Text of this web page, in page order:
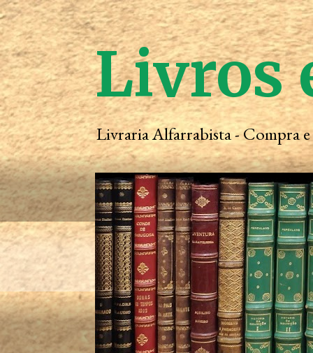
Livros
Livraria Alfarrabista - Compra